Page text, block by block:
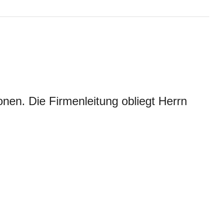
Die Firmenleitung obliegt Herrn